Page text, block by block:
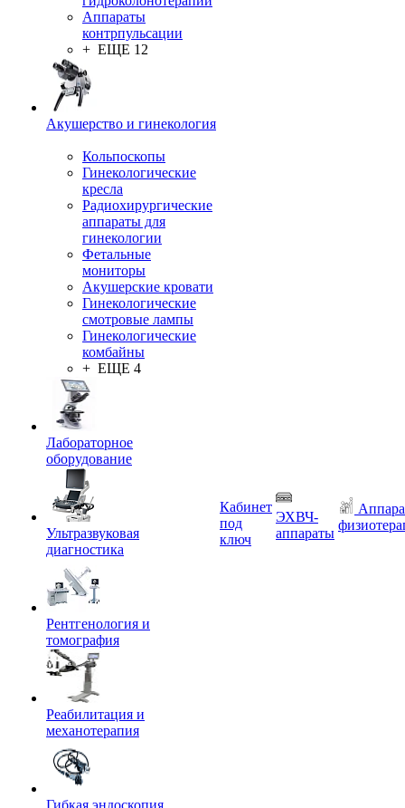
Аппараты
контрпульсации
+ ЕЩЕ 12
Акушерство и гинекология
Кольпоскопы
Гинекологические
кресла
Радиохирургические
аппараты для
гинекологии
Фетальные
мониторы
Акушерские кровати
Гинекологические
смотровые лампы
Гинекологические
комбайны
+ ЕЩЕ 4
Лабораторное
оборудование
Ультразвуковая
диагностика
Рентгенология и
томография
Реабилитация и
механотерапия
Гибкая эндоскопия
Кабинет
под
ключ
ЭХВЧ-
аппараты